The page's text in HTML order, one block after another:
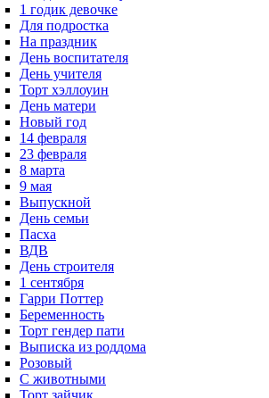
1 годик девочке
Для подростка
На праздник
День воспитателя
День учителя
Торт хэллоуин
День матери
Новый год
14 февраля
23 февраля
8 марта
9 мая
Выпускной
День семьи
Пасха
ВДВ
День строителя
1 сентября
Гарри Поттер
Беременность
Торт гендер пати
Выписка из роддома
Розовый
С животными
Торт зайчик